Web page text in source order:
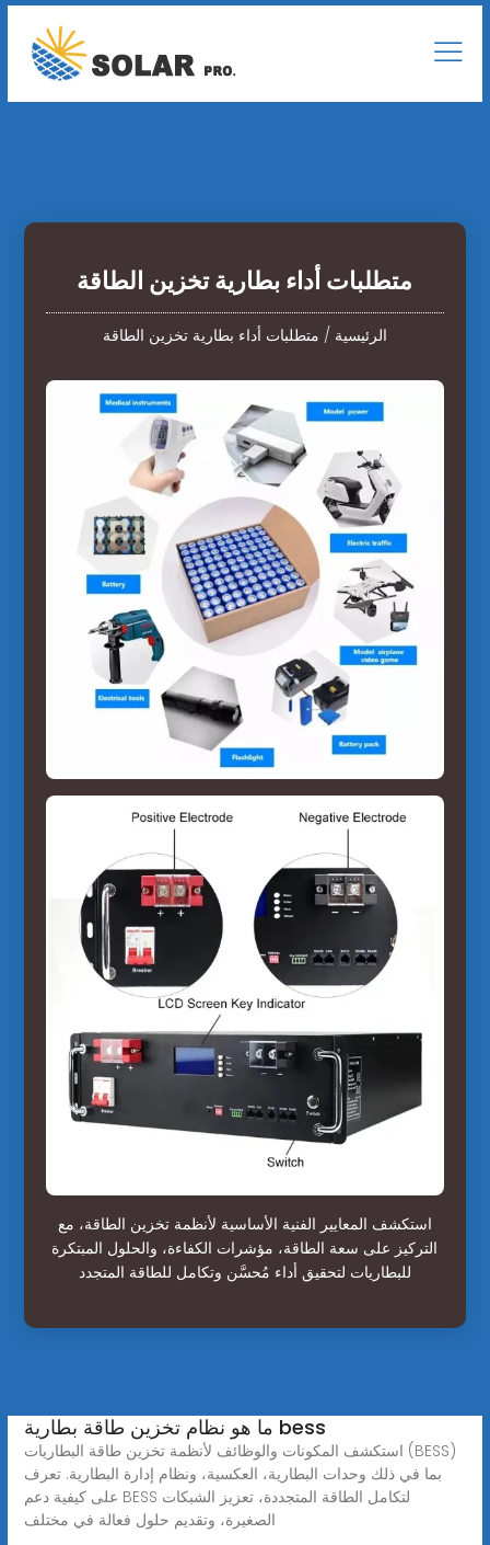
متطلبات أداء بطارية تخزين الطاقة
الرئيسية / متطلبات أداء بطارية تخزين الطاقة
استكشف المعايير الفنية الأساسية لأنظمة تخزين الطاقة، مع
التركيز على سعة الطاقة، مؤشرات الكفاءة، والحلول المبتكرة
للبطاريات لتحقيق أداء مُحسَّن وتكامل للطاقة المتجدد
ما هو نظام تخزين طاقة بطارية bess
استكشف المكونات والوظائف لأنظمة تخزين طاقة البطاريات (BESS)
بما في ذلك وحدات البطارية، العكسية، ونظام إدارة البطارية. تعرف
على كيفية دعم BESS لتكامل الطاقة المتجددة، تعزيز الشبكات
الصغيرة، وتقديم حلول فعالة في مختلف